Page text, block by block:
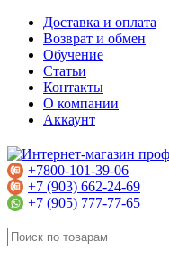
Доставка и оплата
Возврат и обмен
Обучение
Статьи
Контакты
О компании
Аккаунт
+7800-101-39-06
+7 (903) 662-24-69
+7 (905) 777-77-65